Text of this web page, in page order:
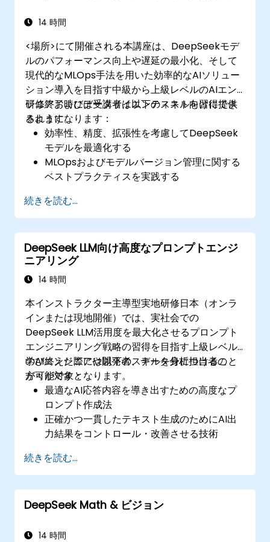
14 時間
<場所>にて開催される本講座は、DeepSeekモデ
ルのパフォーマンス向上や遅延の最小化、そして
現代的なMLOps手法を用いた効率的なAIソリュー
ション導入を目指す中級から上級レベルのAIエン
ジニアおよびデータサイエンティスト向けに提供
されます。
研修終了時には受講者は以下のスキルを習得でき
るようになります：
効率性、精度、拡張性を考慮してDeepSeek
モデルを最適化する
MLOpsおよびモデルバージョン管理に関する
ベストプラクティスを実践する
DeepSeekモデルを導入する
AIソリューションの監視、維持、および拡張
を効果的に行う
続きを読む...
DeepSeek LLM向け高度なプロンプトエンジ
ニアリング
14 時間
本インストラクター主導型実地研修日本（オンラ
インまたは現地開催）では、実社会での
DeepSeek LLM活用度を最大化させるプロンプト
エンジニアリング戦略の習得を目指す上級レベル
のAIエンジニアや開発者、データ分析担当者の
方々が対象となります。
学び終えた際には以下のスキルを身につけること
が可能です：
最適なAI応答内容を導き出すための高度なプ
ロンプト作成法
正確かつ一貫したテキスト生成のためにAI出
力結果をコントロール・改善させる技術
の仕組み利用法
偏見低減と倫理的観点から信頼性の高いAI活
用が実現するための手法
続きを読む...
DeepSeek Math & ビジョン
14 時間